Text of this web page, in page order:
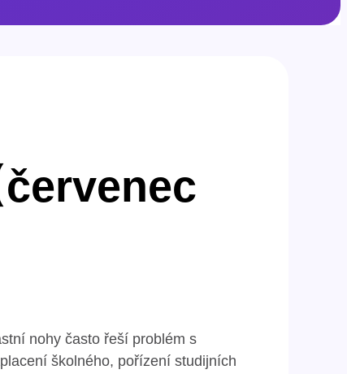
nohy často řeší problém s
školného, pořízení studijních